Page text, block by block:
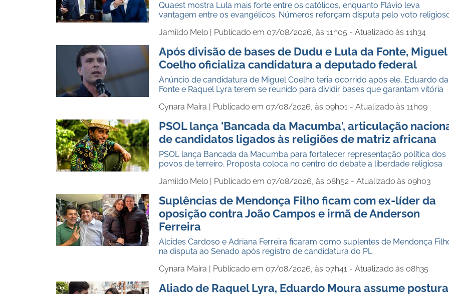
Quaest mostra Lula mais forte entre os católicos, enquanto Flávio leva
vantagem entre os evangélicos. Números reforçam disputa pelo voto
Jamildo Melo | Publicado em 07/08/2026, às 11h05 - Atualizado às 11h34
Após divisão de bases de Dudu e Lula da Fonte, Miguel
Coelho oficializa candidatura a deputado federal
Anúncio de candidatura de Miguel Coelho teria ocorrido após ele, Eduardo da
Fonte e Raquel Lyra terem se reunido para dividir bases que garantam vitória
Cynara Maíra | Publicado em 07/08/2026, às 09h01 - Atualizado às 11h09
PSOL lança 'Bancada da Macumba', articulação
de candidatos ligados às religiões de matriz africana
PSOL lança Bancada da Macumba para fortalecer representação política dos
povos de terreiro. Proposta coloca no centro do debate a liberdade religiosa
Jamildo Melo | Publicado em 07/08/2026, às 08h52 - Atualizado às 09h03
Suplências de Mendonça Filho ficam com ex-líder da
oposição contra João Campos e irmã de Anderson
Ferreira
Alcides Cardoso e Adriana Ferreira ficaram como suplentes de Mendonça
na disputa ao Senado após registro de candidatura do PL
Cynara Maíra | Publicado em 07/08/2026, às 07h41 - Atualizado às 08h35
Aliado de Raquel Lyra, Eduardo Moura assume postura